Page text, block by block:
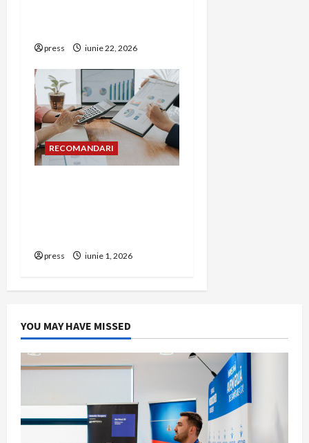
press iunie 22, 2026
RECOMANDARI
press iunie 1, 2026
YOU MAY HAVE MISSED